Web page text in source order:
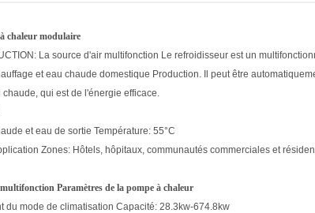
chaleur modulaire
La source d'air multifonction Le refroidisseur est un
et eau chaude domestique Production. Il peut être
qui est de l'énergie efficace.
et eau de sortie Température: 55°C
Zones: Hôtels, hôpitaux, communautés commerciales et
Paramètres de la pompe à chaleur
du mode de climatisation Capacité: 28.3kw-674.8kw